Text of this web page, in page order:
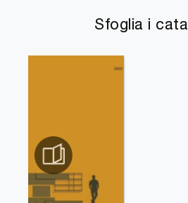
Sfoglia i